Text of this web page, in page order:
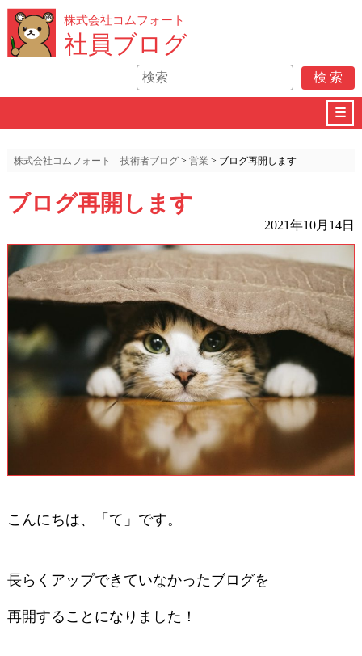
株式会社コムフォート
社員ブログ
☰
株式会社コムフォート 技術者ブログ> 営業> ブログ再開します
ブログ再開します
2021年10月14日
こんにちは、「て」です。
長らくアップできていなかったブログを
再開することになりました！